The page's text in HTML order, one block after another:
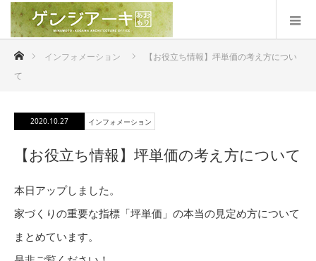
ホーム インフォメーション
【お役立ち情報】坪単価の考え方につい
て
2020.10.27 インフォメーション
【お役立ち情報】坪単価の考え方について
本日アップしました。
家づくりの重要な指標「坪単価」の本当の見定め方について
まとめています。